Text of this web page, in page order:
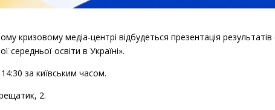
кризовому медіа-центрі відбудеться презентація
середньої освіти в Україні».
за київським часом.
2.